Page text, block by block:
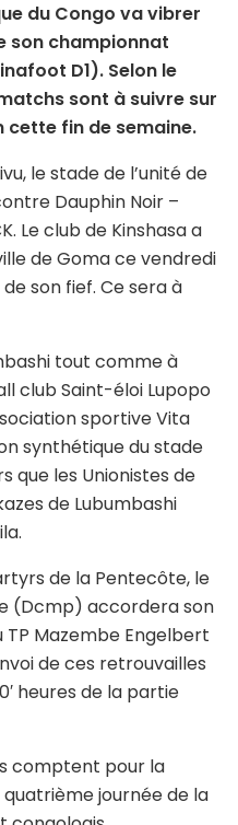
du Congo va vibrer
son championnat
D1). Selon le
sont à suivre sur
cette fin de semaine.
le stade de l’unité de
Dauphin Noir –
Le club de Kinshasa a
de Goma ce vendredi
son fief. Ce sera à
tout comme à
club Saint-éloi Lupopo
sportive Vita
synthétique du stade
que les Unionistes de
de Lubumbashi
de la Pentecôte, le
(Dcmp) accordera son
Mazembe Engelbert
de ces retrouvailles
heures de la partie
comptent pour la
journée de la